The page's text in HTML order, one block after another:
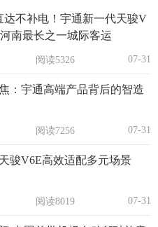
达不补电！宇通新一代天骏V
南最长之一城际客运
阅读5326 07-31
：宇通高端产品背后的智造
阅读7256 07-31
骏V6E高效适配多元场景
阅读8019 07-31